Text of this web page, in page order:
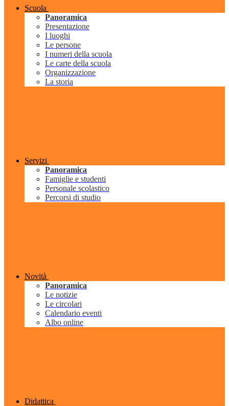
Scuola
Panoramica
Presentazione
I luoghi
Le persone
I numeri della scuola
Le carte della scuola
Organizzazione
La storia
Servizi
Panoramica
Famiglie e studenti
Personale scolastico
Percorsi di studio
Novità
Panoramica
Le notizie
Le circolari
Calendario eventi
Albo online
Didattica